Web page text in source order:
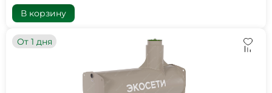
В корзину
От 1 дня